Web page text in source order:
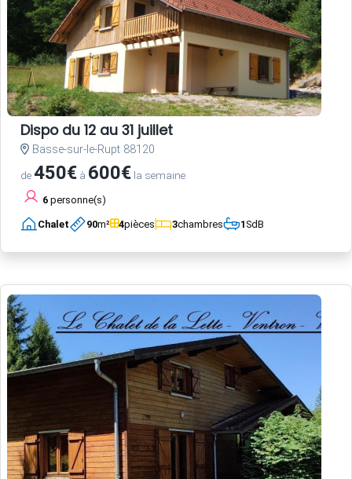
Dispo du 12 au 31 juillet
Basse-sur-le-Rupt 88120
de450€ à 600€ la semaine
6 personne(s)
Chalet 90m² 4pièces 3chambres 1SdB